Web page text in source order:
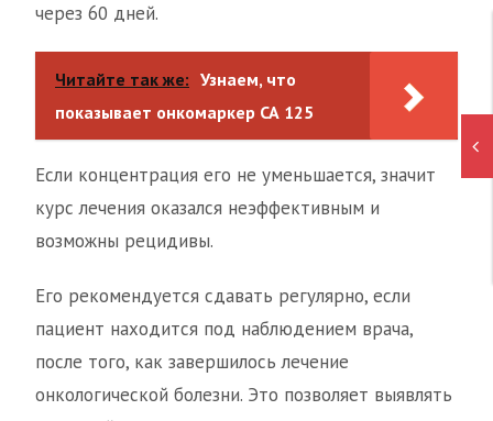
через 60 дней.
Читайте так же: Узнаем, что
показывает онкомаркер СА 125
Если концентрация его не уменьшается, значит
курс лечения оказался неэффективным и
возможны рецидивы.
Его рекомендуется сдавать регулярно, если
пациент находится под наблюдением врача,
после того, как завершилось лечение
онкологической болезни. Это позволяет выявлять